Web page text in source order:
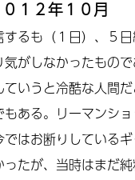
０１２年１０月
るも（１日）、５
がしなかったもの
いうと冷酷な人間
ある。リーマンシ
はお断りしている
たが、当時はまだ